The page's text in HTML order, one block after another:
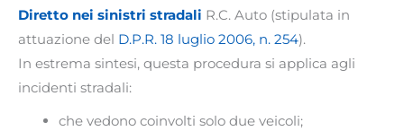
Diretto nei sinistri stradali R.C. Auto (stipulata in
attuazione del D.P.R. 18 luglio 2006, n. 254).
In estrema sintesi, questa procedura si applica agli
incidenti stradali:
che vedono coinvolti solo due veicoli;